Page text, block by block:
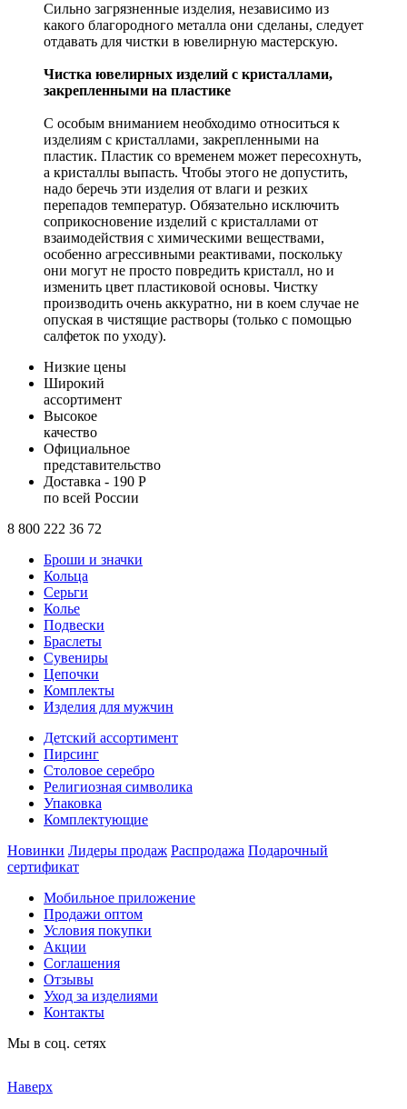
Сильно загрязненные изделия, независимо из
какого благородного металла они сделаны, следует
отдавать для чистки в ювелирную мастерскую.
Чистка ювелирных изделий с кристаллами,
закрепленными на пластике
С особым вниманием необходимо относиться к
изделиям с кристаллами, закрепленными на
пластик. Пластик со временем может пересохнуть,
а кристаллы выпасть. Чтобы этого не допустить,
надо беречь эти изделия от влаги и резких
перепадов температур. Обязательно исключить
соприкосновение изделий с кристаллами от
взаимодействия с химическими веществами,
особенно агрессивными реактивами, поскольку
они могут не просто повредить кристалл, но и
изменить цвет пластиковой основы. Чистку
производить очень аккуратно, ни в коем случае не
опуская в чистящие растворы (только с помощью
салфеток по уходу).
Низкие цены
Широкий
ассортимент
Высокое
качество
Официальное
представительство
Доставка - 190 Р
по всей России
8 800 222 36 72
Броши и значки
Кольца
Серьги
Колье
Подвески
Браслеты
Сувениры
Цепочки
Комплекты
Изделия для мужчин
Детский ассортимент
Пирсинг
Столовое серебро
Религиозная символика
Упаковка
Комплектующие
Новинки Лидеры продаж Распродажа Подарочный
сертификат
Мобильное приложение
Продажи оптом
Условия покупки
Акции
Соглашения
Отзывы
Уход за изделиями
Контакты
Мы в соц. сетях
Наверх